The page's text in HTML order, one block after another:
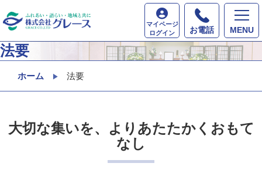
MENU
お電話
マイページ
ログイン
法要
ホーム 法要
大切な集いを、よりあたたかくおもて
なし